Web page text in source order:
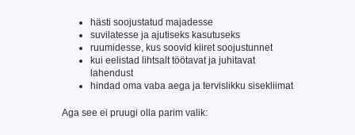
hästi soojustatud majadesse
suvilatesse ja ajutiseks kasutuseks
ruumidesse, kus soovid kiiret soojustunnet
kui eelistad lihtsalt töötavat ja juhitavat
lahendust
hindad oma vaba aega ja tervislikku sisekliimat
Aga see ei pruugi olla parim valik: